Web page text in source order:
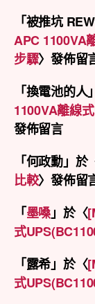
「被推坑
APC 1100VA
步驟〉發佈留
「換電池的人
1100VA離線
發佈留言
「何政勳」於
比較〉發佈留
「墨嗓」於〈
式
「露希」於〈
式